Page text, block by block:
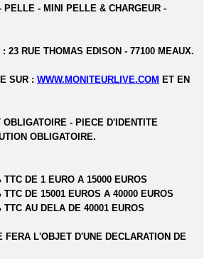
PELLE - MINI PELLE & CHARGEUR -
23 RUE THOMAS EDISON - 77100 MEAUX.
SUR : WWW.MONITEURLIVE.COM ET EN
OBLIGATOIRE - PIECE D'IDENTITE
OBLIGATOIRE.
DE 1 EURO A 15000 EUROS
DE 15001 EUROS A 40000 EUROS
AU DELA DE 40001 EUROS
FERA L'OBJET D'UNE DECLARATION DE